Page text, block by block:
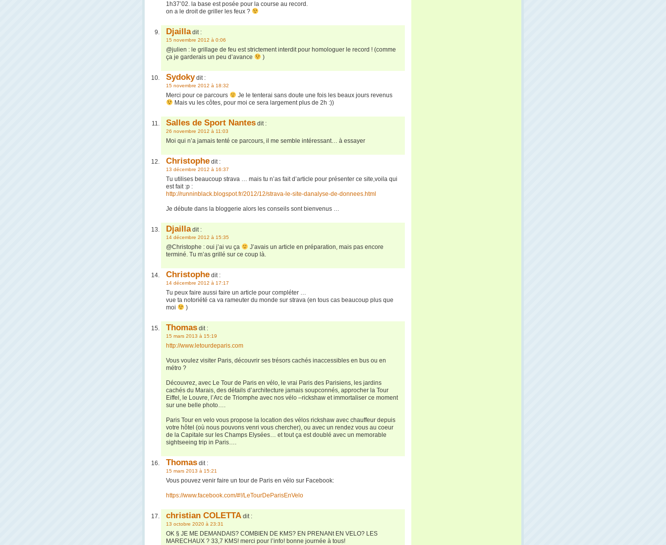
1h37’02. la base est posée pour la course au record.
on a le droit de griller les feux ?
Djailladit :
15 novembre 2012 à 0:06
@julien : le grillage de feu est strictement interdit pour homologuer le record ! (comme
ça je garderais un peu d’avance
)
Sydokydit :
15 novembre 2012 à 18:32
Merci pour ce parcours
Je le tenterai sans doute une fois les beaux jours revenus
Mais vu les côtes, pour moi ce sera largement plus de 2h :))
Salles de Sport Nantes dit :
26 novembre 2012 à 11:03
Moi qui n’a jamais tenté ce parcours, il me semble intéressant… à essayer
Christophe dit :
13 décembre 2012 à 16:37
Tu utilises beaucoup strava … mais tu n’as fait d’article pour présenter ce site,voila qui
est fait :p :
http://runninblack.blogspot.fr/2012/12/strava-le-site-danalyse-de-donnees.html
Je débute dans la bloggerie alors les conseils sont bienvenus …
Djailladit :
14 décembre 2012 à 15:35
@Christophe : oui j’ai vu ça
J’avais un article en préparation, mais pas encore
terminé. Tu m’as grillé sur ce coup là.
Christophe dit :
14 décembre 2012 à 17:17
Tu peux faire aussi faire un article pour compléter …
vue ta notoriété ca va rameuter du monde sur strava (en tous cas beaucoup plus que
moi
)
Thomas dit :
15 mars 2013 à 15:19
http://www.letourdeparis.com
Vous voulez visiter Paris, découvrir ses trésors cachés inaccessibles en bus ou en
métro ?
Découvrez, avec Le Tour de Paris en vélo, le vrai Paris des Parisiens, les jardins
cachés du Marais, des détails d’architecture jamais soupconnés, approcher la Tour
Eiffel, le Louvre, l’Arc de Triomphe avec nos vélo –rickshaw et immortaliser ce moment
sur une belle photo….
Paris Tour en velo vous propose la location des vélos rickshaw avec chauffeur depuis
votre hôtel (où nous pouvons venri vous chercher), ou avec un rendez vous au coeur
de la Capitale sur les Champs Elysées… et tout ça est doublé avec un memorable
sightseeing trip in Paris….
Thomas dit :
15 mars 2013 à 15:21
Vous pouvez venir faire un tour de Paris en vélo sur Facebook:
https://www.facebook.com/#!/LeTourDeParisEnVelo
christian COLETTA dit :
13 octobre 2020 à 23:31
OK § JE ME DEMANDAIS? COMBIEN DE KMS? EN PRENANt EN VELO? LES
MARECHAUX ? 33,7 KMS! merci pour l’info! bonne journée à tous!